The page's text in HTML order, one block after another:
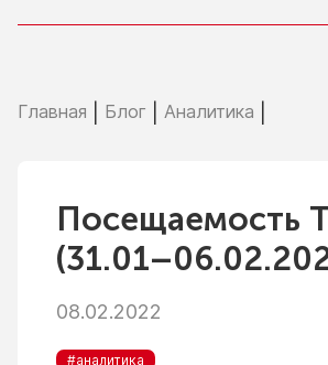
Главная Блог Аналитика
Посещаемость
08.02.2022
#аналитика